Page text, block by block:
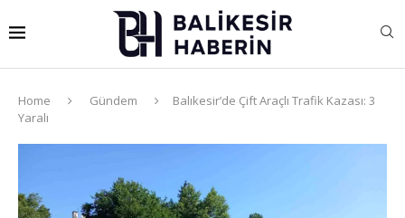
Home Gündem
Balıkesir’de Çift Araçlı Trafik Kazası: 3
Yaralı